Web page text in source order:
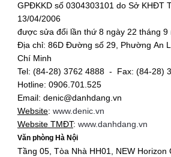
GPĐKKD số 0304303101 do Sở KHĐT
13/04/2006
được sửa đổi lần thứ 8 ngày 22 tháng 9
Địa chỉ: 86D Đường số 29, Phường An
Chí Minh
Tel: (84-28) 3762 4888 - Fax: (84-28)
Hotline: 0906.701.525
Email: denic@danhdang.vn
Website: www.denic.vn
Website TMĐT: www.danhdang.vn
Văn phòng Hà Nội
Tầng 05, Tòa Nhà HH01, NEW Horizon